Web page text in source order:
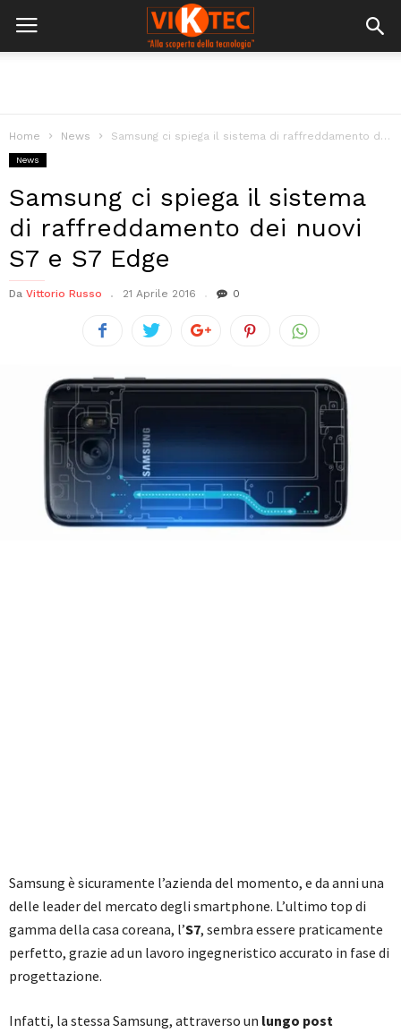
Home News Samsung ci spiega il sistema di raffreddamento dei nuovi S7 e S7...
News
Samsung ci spiega il sistema
di raffreddamento dei nuovi
S7 e S7 Edge
Da Vittorio Russo 21 Aprile 2016 0
Samsung è sicuramente l’azienda del momento, e da anni una
delle leader del mercato degli smartphone. L’ultimo top di
gamma della casa coreana, l’S7, sembra essere praticamente
perfetto, grazie ad un lavoro ingegneristico accurato in fase di
progettazione.
Infatti, la stessa Samsung, attraverso un lungo post